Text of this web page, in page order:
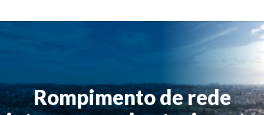
Rompimento de rede